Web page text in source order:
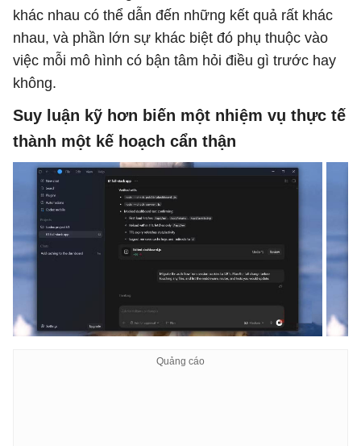
khác nhau có thể dẫn đến những kết quả rất khác
nhau, và phần lớn sự khác biệt đó phụ thuộc vào
việc mỗi mô hình có bận tâm hỏi điều gì trước hay
không.
Suy luận kỹ hơn biến một nhiệm vụ thực tế
thành một kế hoạch cẩn thận